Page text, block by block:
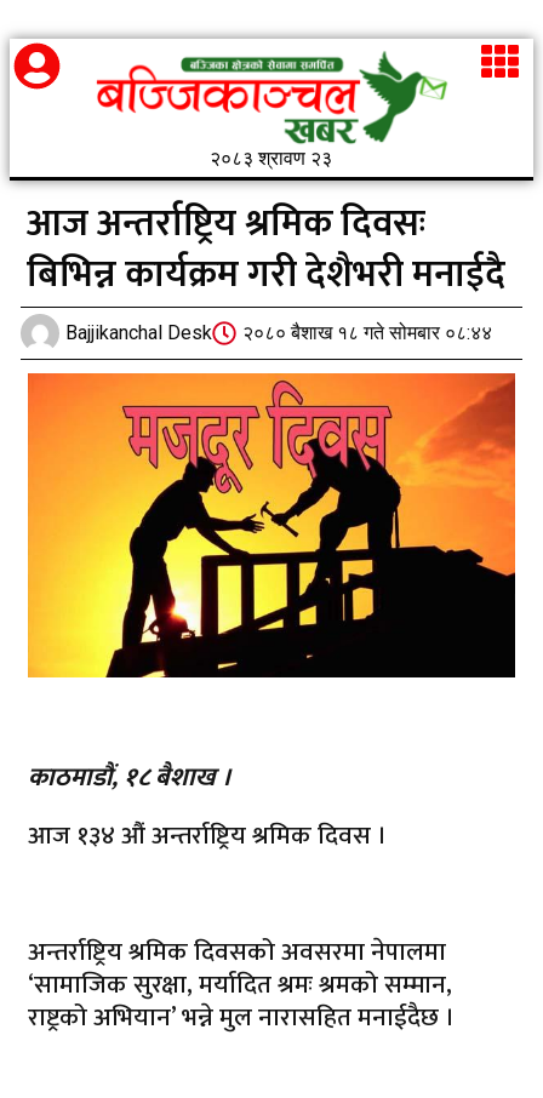
२०८३ श्रावण २३
आज अन्तर्राष्ट्रिय श्रमिक दिवसः
बिभिन्न कार्यक्रम गरी देशैभरी मनाईदै
Bajjikanchal Desk २०८० बैशाख १८ गते सोमबार ०८:४४
काठमाडौं, १८ बैशाख ।
आज १३४ औं अन्तर्राष्ट्रिय श्रमिक दिवस ।
अन्तर्राष्ट्रिय श्रमिक दिवसको अवसरमा नेपालमा
‘सामाजिक सुरक्षा, मर्यादित श्रमः श्रमको सम्मान,
राष्ट्रको अभियान’ भन्ने मुल नारासहित मनाईदैछ ।